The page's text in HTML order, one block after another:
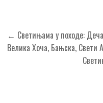
Кретање
чланка
← Светињама у походе:
Велика Хоча, Бањска, Свети